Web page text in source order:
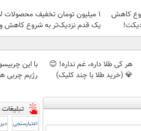
کاهش
۱ میلیون تومان تخفیف محصولات
یک قدم نزدیک‌تر به شروع کاهش
هر کی طلا داره، غم نداره! 😊
💎 (خرید طلا با چند کلیک)
با این
رژیم چربی
اعتبارسنجی